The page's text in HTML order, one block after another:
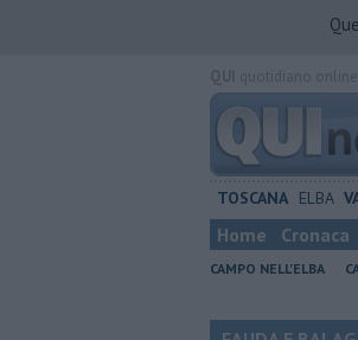
TOSCANA ELBA
Home Cronaca
CAMPO NELL'ELBA